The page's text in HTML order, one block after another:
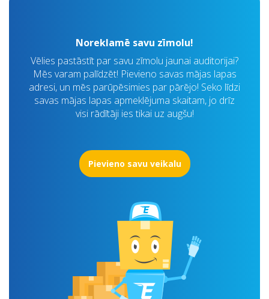
Noreklamē savu zīmolu!
Vēlies pastāstīt par savu zīmolu jaunai auditorijai?
Mēs varam palīdzēt! Pievieno savas mājas lapas
adresi, un mēs parūpēsimies par pārējo! Seko līdzi
savas mājas lapas apmeklējuma skaitam, jo drīz
visi rādītāji ies tikai uz augšu!
Pievieno savu veikalu